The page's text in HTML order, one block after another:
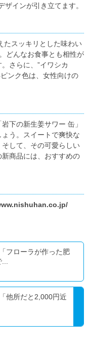
インが引き立てます。
たスッキリとした味わい
どんなお食事とも相性が
さらに、”イワシカ
ンク色は、女性向けの
下の新生姜サワー 缶」
う。スイートで爽快な
して、その可愛らしい
商品には、おすすめの
フローラが作った肥
他所だと2,000円近